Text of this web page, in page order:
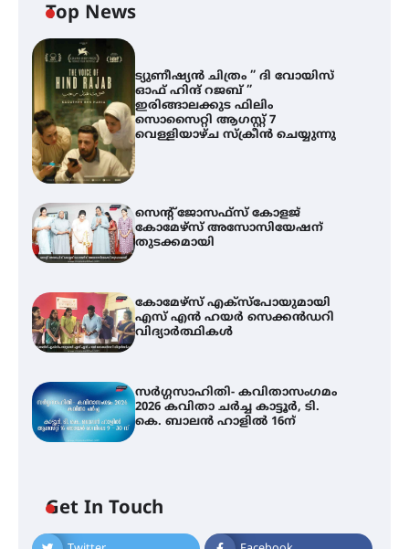
Top News
ട്യുണീഷ്യൻ ചിത്രം ” ദി വോയിസ്
ഓഫ് ഹിന്ദ് റജബ് ”
ഇരിങ്ങാലക്കുട ഫിലിം
സൊസൈറ്റി ആഗസ്റ്റ് 7
വെള്ളിയാഴ്ച സ്‌ക്രീൻ ചെയ്യുന്നു
സെന്റ് ജോസഫ്സ് കോളജ്
കോമേഴ്‌സ് അസോസിയേഷന്
തുടക്കമായി
കോമേഴ്സ് എക്സ്പോയുമായി
എസ് എൻ ഹയർ സെക്കൻഡറി
വിദ്യാർത്ഥികൾ
സർഗ്ഗസാഹിതി- കവിതാസംഗമം
2026 കവിതാ ചർച്ച കാട്ടൂർ, ടി.
കെ. ബാലൻ ഹാളിൽ 16ന്
Get In Touch